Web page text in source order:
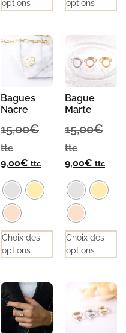
options options
Bagues
Nacre
15,00€
ttc
9,00€ ttc
Choix des
options
Bague
Marte
15,00€
ttc
9,00€ ttc
Choix des
options